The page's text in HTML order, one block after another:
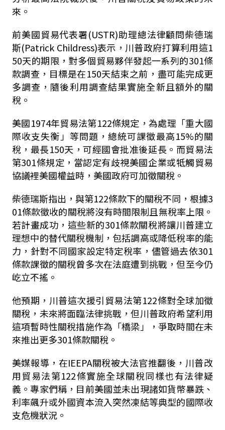
來。
前美國貿易代表署(USTR)助理總法律顧問柴德瑞
斯(Patrick Childress)表示，川普政府打算利用這1
50天的期限，對多個貿易夥伴發起一系列的301條
款調查，目標是在150天結束之前，盡可能完成更
多調查，隨後利用調查結果實施全新且額外的關
稅。
美國1974年貿易法第122條規定，為處理「重大國
際收支失衡」等問題，總統可課徵最高15%的關
稅，最長150天，可經國會批准後延長。而貿易法
第301條規定，當認定有歧視美國企業或牴觸貿易
協議裡美國權益時，美國政府可加徵關稅。
柴德瑞斯指出，與第122條款下的關稅不同，根據3
01條款徵收的關稅將沒有時間限制且無稅率上限。
若計畫成功，這些新的301條款關稅將讓川普建立
理想中的替代關稅機制，包括調高或降低稅率的能
力，針對不同國家設定特定稅率，儘管過去依301
條款課徵的關稅曾多次在法庭遭到挑戰，但至今仍
屹立不搖。
他預期，川普這次援引貿易法第122條對全球加徵
關稅，未來將面臨法律挑戰，但川普政府希望利用
這項暫時性關稅措施作為「橋梁」，爭取時間在未
來推出更多301條款關稅。
美媒報導，在IEEPA關稅被大法官推翻後，川普改
用貿易法第122條實施全球關稅同樣也有法律疑
義。專家們稱，目前美國並未出現諸如貨幣暴跌、
利率飆升或外國資本流入突然凍結等典型的國際收
支危機狀況。